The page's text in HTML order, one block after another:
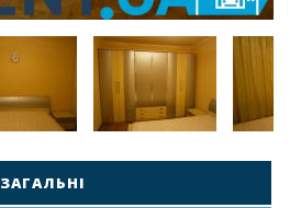
ЗАГАЛЬНІ